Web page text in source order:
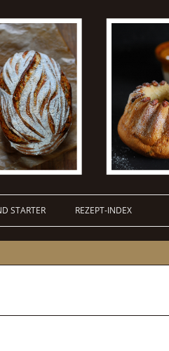
STARTER REZEPT-INDEX